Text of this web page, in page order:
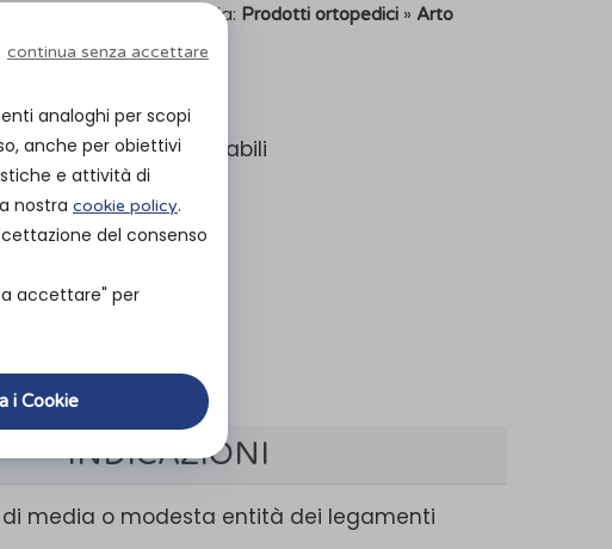
| Categoria: Prodotti ortopedici » Arto
policentriche
e distale regolabili
INDICAZIONI
media o modesta entità dei legamenti
continua senza accettare
analoghi per scopi
anche per obiettivi
e attività di
nostra cookie policy.
del consenso
accettare" per
i Cookie